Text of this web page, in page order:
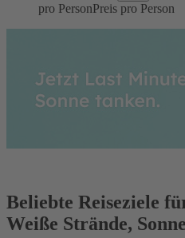
pro PersonPreis pro Person
Beliebte Reiseziele
Weiße Strände,